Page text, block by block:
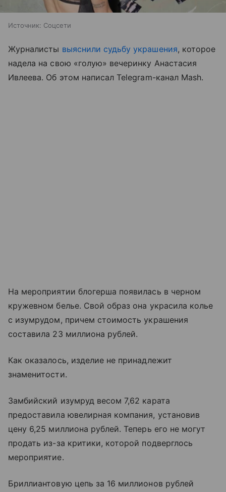
Источник: Соцсети
Журналисты выяснили судьбу украшения, которое
надела на свою «голую» вечеринку Анастасия
Ивлеева. Об этом написал Telegram-канал Mash.
На мероприятии блогерша появилась в черном
кружевном белье. Свой образ она украсила колье
с изумрудом, причем стоимость украшения
составила 23 миллиона рублей.
Как оказалось, изделие не принадлежит
знаменитости.
Замбийский изумруд весом 7,62 карата
предоставила ювелирная компания, установив
цену 6,25 миллиона рублей. Теперь его не могут
продать из-за критики, которой подверглось
мероприятие.
Бриллиантовую цепь за 16 миллионов рублей